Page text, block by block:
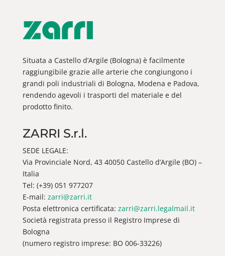
Situata a Castello d’Argile (Bologna) è facilmente
raggiungibile grazie alle arterie che congiungono i
grandi poli industriali di Bologna, Modena e Padova,
rendendo agevoli i trasporti del materiale e del
prodotto finito.
ZARRI S.r.l.
SEDE LEGALE:
Via Provinciale Nord, 43 40050 Castello d’Argile (BO) –
Italia
Tel: (+39) 051 977207
E-mail: zarri@zarri.it
Posta elettronica certificata: zarri@zarri.legalmail.it
Società registrata presso il Registro Imprese di
Bologna
(numero registro imprese: BO 006-33226)